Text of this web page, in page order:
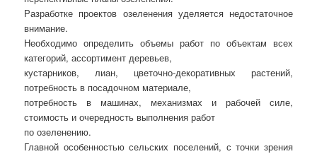
Разработке проектов озеленения уделяется недостаточное
внимание.
Необходимо определить объемы работ по объектам всех
категорий, ассортимент деревьев,
кустарников, лиан, цветочно-декоративных растений,
потребность в посадочном материале,
потребность в машинах, механизмах и рабочей силе,
стоимость и очередность выполнения работ
по озеленению.
Главной особенностью сельских поселений, с точки зрения